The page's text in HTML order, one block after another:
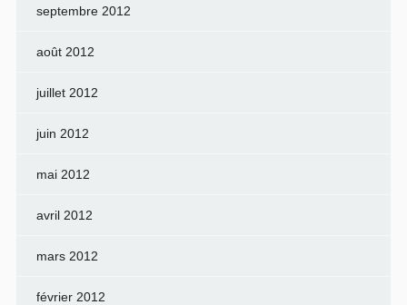
septembre 2012
août 2012
juillet 2012
juin 2012
mai 2012
avril 2012
mars 2012
février 2012